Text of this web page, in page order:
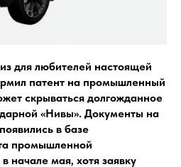
для любителей настоящей
патент на промышленный
скрываться долгожданное
«Нивы». Документы на
в базе
промышленной
начале мая, хотя заявку